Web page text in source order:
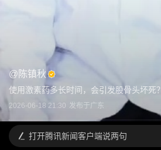
@ 陈镇秋
使用激素药多长时间，会引发股骨头坏死？
2026-06-18 21:30 发布于广东
打开腾讯新闻客户端说两句